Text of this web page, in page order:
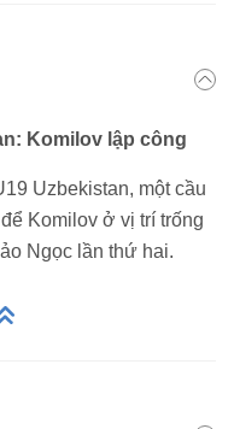
Komilov lập công
Uzbekistan, một cầu
Komilov ở vị trí trống
Ngọc lần thứ hai.